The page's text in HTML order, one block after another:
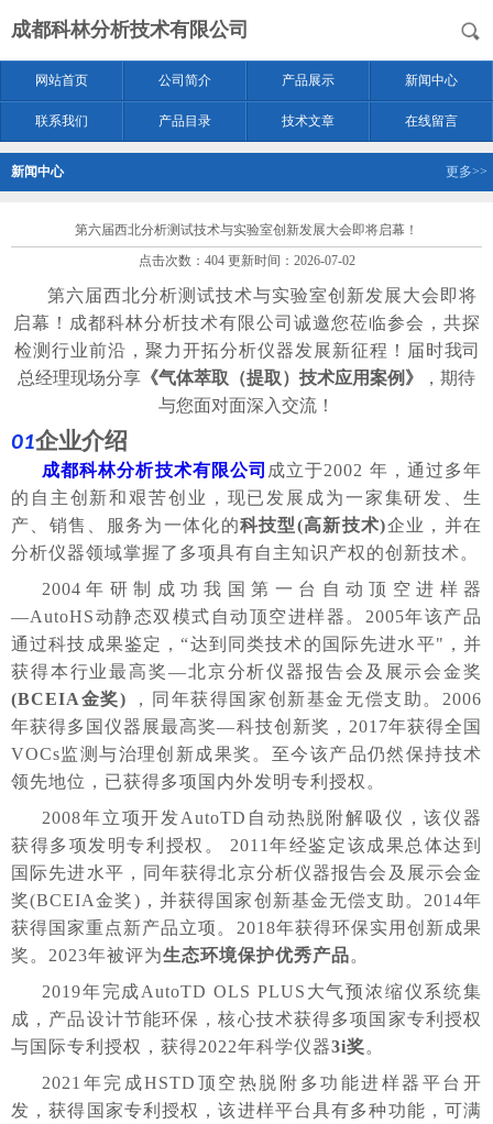
成都科林分析技术有限公司
网站首页 公司简介 产品展示 新闻中心
联系我们 产品目录 技术文章 在线留言
新闻中心 更多>>
第六届西北分析测试技术与实验室创新发展大会即将启幕！
点击次数：404 更新时间：2026-07-02
第六届西北分析测试技术与实验室创新发展大会 即将
启幕 ！成都科林分析技术有限公司诚邀您莅临参会，共探
检测行业前沿，聚力开拓分析仪器发展新征程 ！ 届时我司
总经理现场分享 《气体萃取（提取）技术应用案例》
，期待
与您面对面深入交流！
01企业介绍
成都科林分析技术有限公司 成立于2002 年，通过多年
的自主创新和艰苦创业，现已发展成为一家集研发、生
产、销售、服务为一体化的科技型(高新技术)企业，并在
分析仪器领域掌握了多项具有自主知识产权的创新技术。
2004年研制成功我国第一台自动顶空进样器
―AutoHS动静态双模式自动顶空进样器。2005年该产品
通过科技成果鉴定，“达到同类技术的国际先进水平"，并
获得本行业最高奖―北京分析仪器报告会及展示会金奖
(BCEIA金奖)
，同年获得国家创新基金无偿支助。 2006
年获得多国仪器展最高奖―科技创新奖，2017年获得全国
VOCs监测与治理创新成果奖。至今该产品仍然保持技术
领先地位，已获得多项国内外发明专利授权。
2008年立项开发AutoTD自动热脱附解吸仪，该仪器
获得多项发明专利授权。 2011年经鉴定该成果总体达到
国际先进水平，同年获得北京分析仪器报告会及展示会金
奖(BCEIA金奖)，并获得国家创新基金无偿支助。2014年
获得国家重点新产品立项。2018年获得环保实用创新成果
奖。2023年被评为生态环境保护优秀产品。
2019年完成AutoTD OLS PLUS大气预浓缩仪系统集
成，产品设计节能环保，核心技术获得多项国家专利授权
与国际专利授权，获得2022年科学仪器3i奖。
2021年完成HSTD顶空热脱附多功能进样器平台开
发，获得国家专利授权，该进样平台具有多种功能，可满